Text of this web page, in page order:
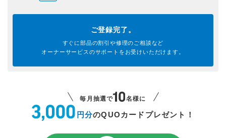
ご登録完了。
すぐに部品の割引や修理のご相談など
オーナーサービスのサポートを お受けいただけます。
毎月抽選で 名様に
円分のQUOカードプレゼント！